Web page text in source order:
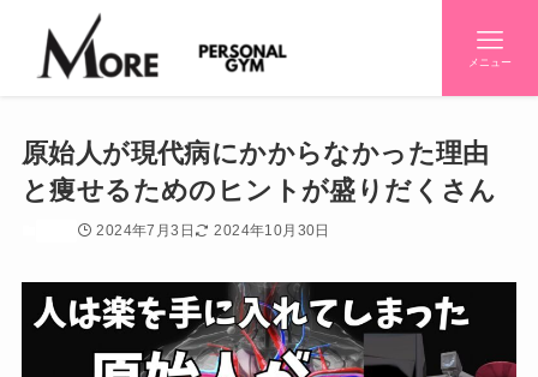
メニュー
原始人が現代病にかからなかった理由
と痩せるためのヒントが盛りだくさん
2024年7月3日 2024年10月30日